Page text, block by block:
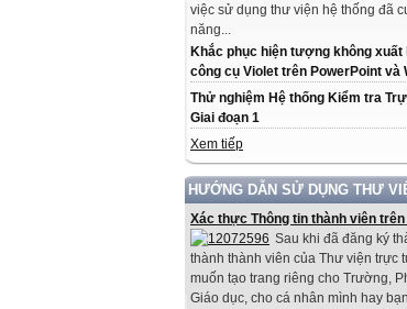
việc sử dụng thư viện hệ thống đã
năng...
Khắc phục hiện tượng không xuất
công cụ Violet trên PowerPoint và
Thử nghiệm Hệ thống Kiểm tra
Giai đoạn 1
Xem tiếp
HƯỚNG DẪN SỬ DỤNG THƯ
Xác thực Thông tin thành viên
Sau khi đã đăng ký
thành thành viên của Thư viện trực
muốn tạo trang riêng cho Trường,
Giáo dục, cho cá nhân mình hay